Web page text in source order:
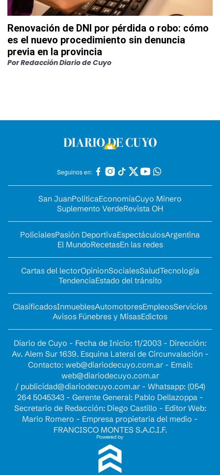
Renovación de DNI por pérdida o robo: cómo
es el nuevo procedimiento sin denuncia
previa en la provincia
PorRedacción Diario de Cuyo
Seguinos en:
San JuanPolíticaEconomíaCuyo Minero
Suplemento VerdeRevista OH
PolicialesPasión DeportivaEspectáculosArgentina
El MundoRecetasEn las redes
Cartas del lectorOpinionSocialesSaludTecnología
TendenciaEstado del tránsito
ClasificadosInmueblesAutomotoresEmpleosServicios
Avisos Fúnebres y MisasEdictos
Diario de Cuyo - Fecha de Inicio: 11/2003 - Dirección:
Av. Alem Sur 1639. Esquina Lateral de Circunvalación -
Contacto: web@diariodecuyo.com.ar- Email:
web@diariodecuyo.com.ar
/ publicidad@diariodecuyo.com.ar- Whatsapp: (054)
264 5045343 - Gerente General: Pablo Dellazoppa -
Secretario de Redacción: Diego Castillo - Editor Web:
Mario Romero - Empresa propietaria del medio -
FRANCISCO MONTES S.A.C.I.F.